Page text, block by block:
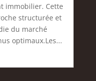
immobilier. Cette
structurée et
du marché
optimaux.Les...